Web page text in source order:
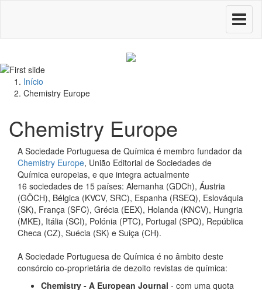
Toggle
Início
Chemistry Europe
Chemistry Europe
A Sociedade Portuguesa de Química é membro fundador da
Chemistry Europe, União Editorial de Sociedades de
Química europeias, e que integra actualmente
16 sociedades de 15 países: Alemanha (GDCh), Áustria
(GÖCH), Bélgica (KVCV, SRC), Espanha (RSEQ), Eslováquia
(SK), França (SFC), Grécia (EEX), Holanda (KNCV), Hungria
(MKE), Itália (SCI), Polónia (PTC), Portugal (SPQ), República
Checa (CZ), Suécia (SK) e Suiça (CH).
A Sociedade Portuguesa de Química é no âmbito deste
consórcio co-proprietária de dezoito revistas de química:
Chemistry - A European Journal - com uma quota